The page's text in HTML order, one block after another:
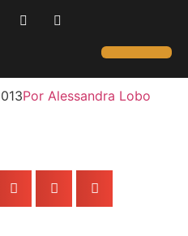
PorAlessandra Lobo